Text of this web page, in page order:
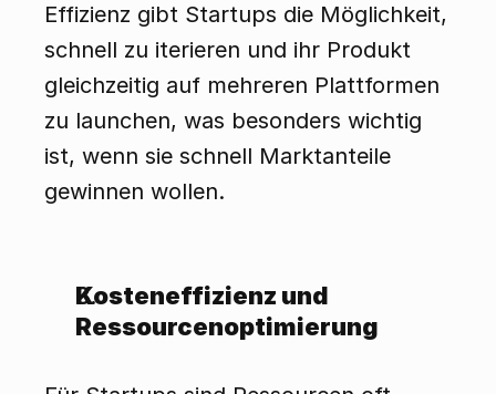
Effizienz gibt Startups die Möglichkeit,
schnell zu iterieren und ihr Produkt
gleichzeitig auf mehreren Plattformen
zu launchen, was besonders wichtig
ist, wenn sie schnell Marktanteile
gewinnen wollen.
Kosteneffizienz und
Ressourcenoptimierung